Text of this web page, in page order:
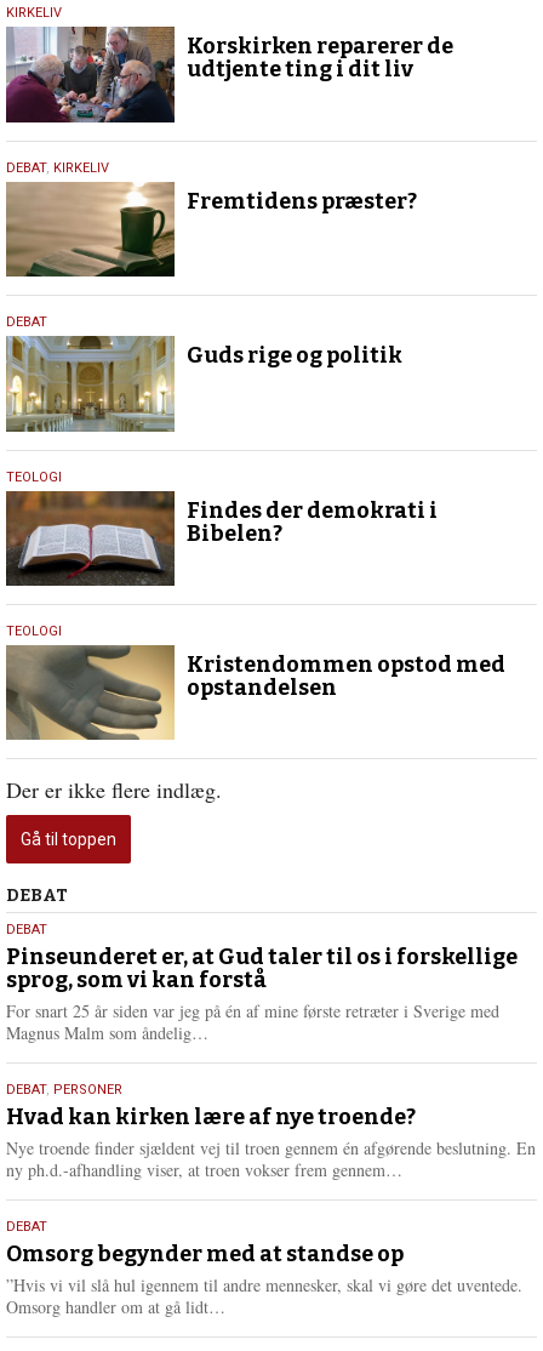
2.
januar
2024
KIRKELIV
Korskirken reparerer de
udtjente ting i dit liv
12.
2023
DEBAT, KIRKELIV
Fremtidens præster?
21.
februar
2019
DEBAT
Guds rige og politik
25.
januar
2018
TEOLOGI
Findes der demokrati i
Bibelen?
18.
marts
2016
TEOLOGI
Kristendommen opstod med
opstandelsen
Der er ikke flere indlæg.
Gå til toppen
Debat
DEBAT
5.
august
2026
DEBAT
Pinseunderet er, at Gud taler til os i forskellige
sprog, som vi kan forstå
For snart 25 år siden var jeg på én af mine første retræter i Sverige med
Magnus Malm som åndelig…
e
r
e
25.
juli
2026
DEBAT, PERSONER
Hvad kan kirken lære af nye troende?
Nye troende finder sjældent vej til troen gennem én afgørende beslutning. En
ny ph.d.-afhandling viser, at troen vokser frem gennem…
e
r
e
9.
juli
2026
DEBAT
Omsorg begynder med at standse op
”Hvis vi vil slå hul igennem til andre mennesker, skal vi gøre det uventede.
Omsorg handler om at gå lidt…